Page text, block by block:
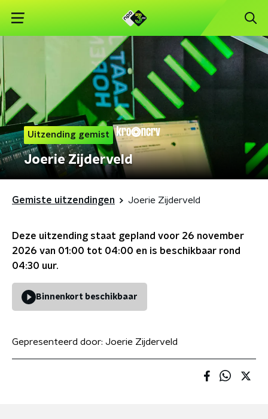
Uitzending gemist
Joerie Zijderveld
Gemiste uitzendingen Joerie Zijderveld
Deze uitzending staat gepland voor 26 november
2026 van 01:00 tot 04:00 en is beschikbaar rond
04:30 uur.
Binnenkort beschikbaar
Gepresenteerd door: Joerie Zijderveld